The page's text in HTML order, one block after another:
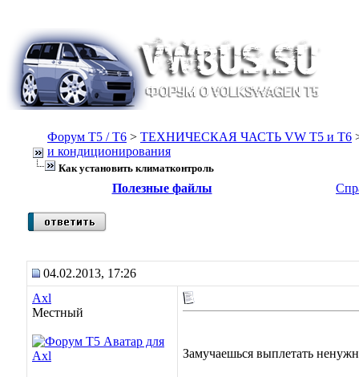
Форум Т5 / T6 > ТЕХНИЧЕСКАЯ ЧАСТЬ VW T5 и T6
и кондиционирования
Как установить климатконтроль
Полезные файлы
04.02.2013, 17:26
Axl
Местный
Замучаешься выплетать